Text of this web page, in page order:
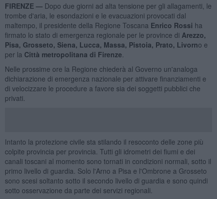
FIRENZE — Dopo due giorni ad alta tensione per gli allagamenti, le
trombe d'aria, le esondazioni e le evacuazioni provocati dal
maltempo, il presidente della Regione Toscana Enrico Rossi ha
firmato lo stato di emergenza regionale per le province di Arezzo,
Pisa, Grosseto, Siena, Lucca, Massa, Pistoia, Prato, Livorno e
per la Città metropolitana di Firenze
Nelle prossime ore la Regione chiederà al Governo un'analoga
dichiarazione di emergenza nazionale per attivare finanziamenti e
di velocizzare le procedure a favore sia dei soggetti pubblici che
privati.
Intanto la protezione civile sta stilando il resoconto delle zone più
colpite provincia per provincia. Tutti gli idrometri dei fiumi e dei
canali toscani al momento sono tornati in condizioni normali, sotto il
primo livello di guardia. Solo l'Arno a Pisa e l'Ombrone a Grosseto
sono scesi soltanto sotto il secondo livello di guardia e sono quindi
sotto osservazione da parte dei servizi regionali.